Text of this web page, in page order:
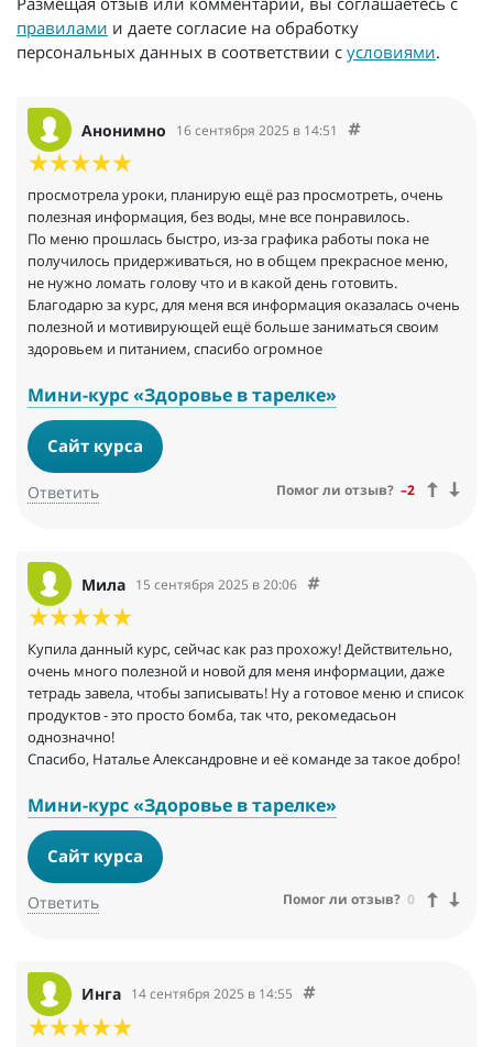
правилами и даете согласие на обработку
персональных данных в соответствии с условиями.
Анонимно 16 сентября 2025 в 14:51
просмотрела уроки, планирую ещё раз просмотреть, очень
полезная информация, без воды, мне все понравилось.
По меню прошлась быстро, из-за графика работы пока не
получилось придерживаться, но в общем прекрасное меню,
не нужно ломать голову что и в какой день готовить.
Благодарю за курс, для меня вся информация оказалась очень
полезной и мотивирующей ещё больше заниматься своим
здоровьем и питанием, спасибо огромное
Мини-курс «Здоровье в тарелке»
Сайт курса
Ответить Помог ли отзыв? –2
Мила 15 сентября 2025 в 20:06
Купила данный курс, сейчас как раз прохожу! Действительно,
очень много полезной и новой для меня информации, даже
тетрадь завела, чтобы записывать! Ну а готовое меню и список
продуктов - это просто бомба, так что, рекомедасьон
однозначно!
Спасибо, Наталье Александровне и её команде за такое добро!
Мини-курс «Здоровье в тарелке»
Сайт курса
Ответить Помог ли отзыв? 0
Инга 14 сентября 2025 в 14:55